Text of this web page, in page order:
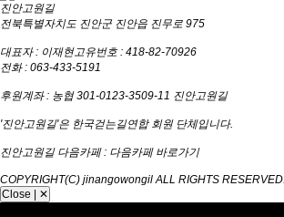
진안고원길
전북특별자치도 진안군 진안읍 진무로 975
대표자 : 이재현고유번호 : 418-82-70926
전화 : 063-433-5191
후원계좌 : 농협 301-0123-3509-11 진안고원길
'진안고원길'은 한국걷는길연합 회원 단체입니다.
진안고원길 다음카페 : 다음카페 바로가기
COPYRIGHT(C) jinangowongil ALL RIGHTS RESERVED.
Close | ✕